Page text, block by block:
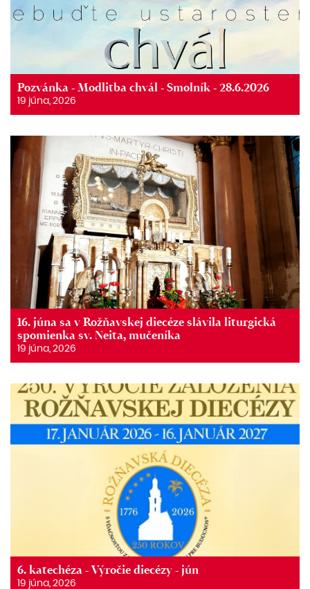
Pozvánka - Modlitba chvál - Smolník - 28.6.2026
19 júna, 2026
16. júna sa v Rožňavskej diecéze slávila liturgická
spomienka sv. Neita, mučeníka
19 júna, 2026
6. katechéza - Výročie diecézy - jún
19 júna, 2026